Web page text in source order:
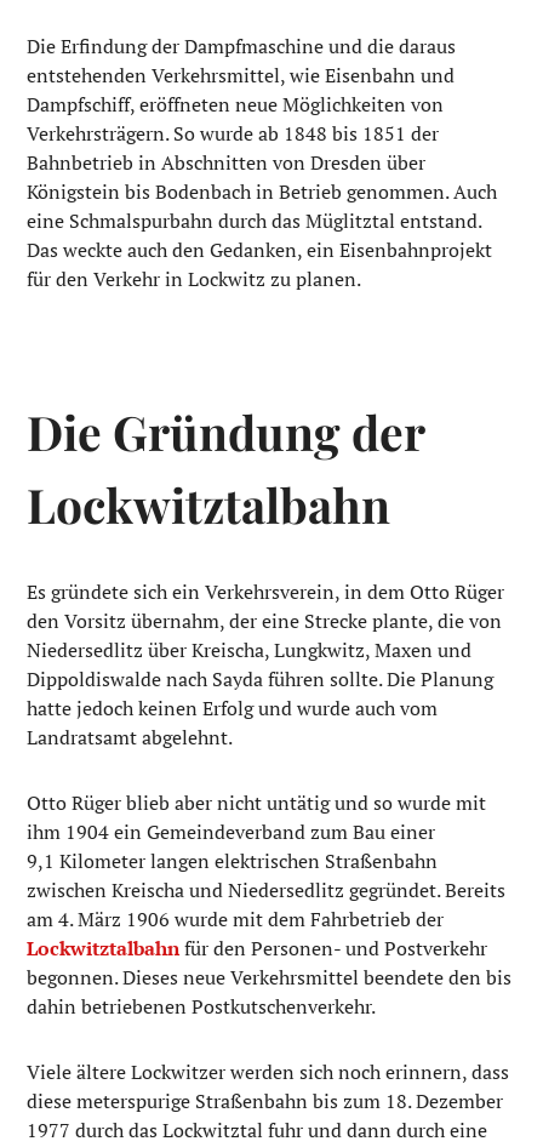
Die Erfindung der Dampfmaschine und die daraus
entstehenden Verkehrsmittel, wie Eisenbahn und
Dampfschiff, eröffneten neue Möglichkeiten von
Verkehrsträgern. So wurde ab 1848 bis 1851 der
Bahnbetrieb in Abschnitten von Dresden über
Königstein bis Bodenbach in Betrieb genommen. Auch
eine Schmalspurbahn durch das Müglitztal entstand.
Das weckte auch den Gedanken, ein Eisenbahnprojekt
für den Verkehr in Lockwitz zu planen.
Die Gründung der
Lockwitztalbahn
Es gründete sich ein Verkehrsverein, in dem Otto Rüger
den Vorsitz übernahm, der eine Strecke plante, die von
Niedersedlitz über Kreischa, Lungkwitz, Maxen und
Dippoldiswalde nach Sayda führen sollte. Die Planung
hatte jedoch keinen Erfolg und wurde auch vom
Landratsamt abgelehnt.
Otto Rüger blieb aber nicht untätig und so wurde mit
ihm 1904 ein Gemeindeverband zum Bau einer
9,1 Kilometer langen elektrischen Straßenbahn
zwischen Kreischa und Niedersedlitz gegründet. Bereits
am 4. März 1906 wurde mit dem Fahrbetrieb der
Lockwitztalbahnfür den Personen- und Postverkehr
begonnen. Dieses neue Verkehrsmittel beendete den bis
dahin betriebenen Postkutschenverkehr.
Viele ältere Lockwitzer werden sich noch erinnern, dass
diese meterspurige Straßenbahn bis zum 18. Dezember
1977 durch das Lockwitztal fuhr und dann durch eine